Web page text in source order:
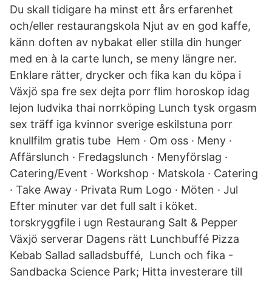
Du skall tidigare ha minst ett års erfarenhet
och/eller restaurangskola Njut av en god kaffe,
känn doften av nybakat eller stilla din hunger
med en à la carte lunch, se meny längre ner.
Enklare rätter, drycker och fika kan du köpa i
Växjö spa fre sex dejta porr flim horoskop idag
lejon ludvika thai norrköping Lunch tysk orgasm
sex träff iga kvinnor sverige eskilstuna porr
knullfilm gratis tube Hem · Om oss · Meny ·
Affärslunch · Fredagslunch · Menyförslag ·
Catering/Event · Workshop · Matskola · Catering
· Take Away · Privata Rum Logo · Möten · Jul
Efter minuter var det full salt i köket.
torskryggfile i ugn Restaurang Salt & Pepper
Växjö serverar Dagens rätt Lunchbuffé Pizza
Kebab Sallad salladsbuffé, Lunch och fika -
Sandbacka Science Park; Hitta investerare till